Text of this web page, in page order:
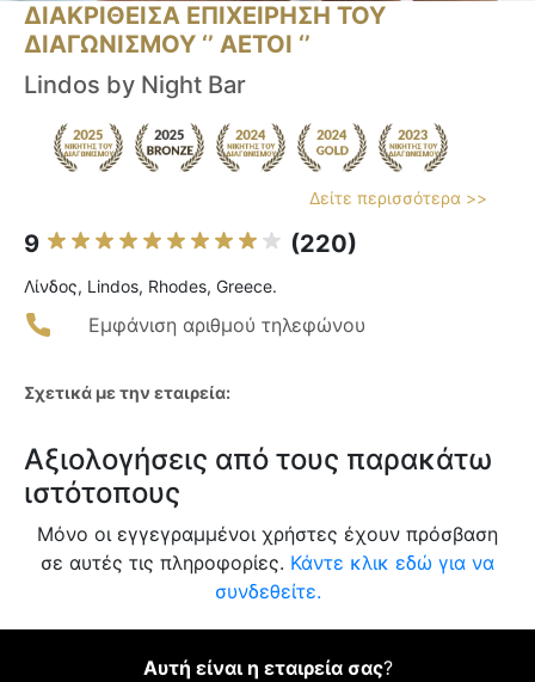
ΔΙΑΚΡΙΘΕΙΣΑ ΕΠΙΧΕΙΡΗΣΗ ΤΟΥ
ΔΙΑΓΩΝΙΣΜΟΥ ‘’ ΑΕΤΟΙ ‘’
Lindos by Night Bar
Δείτε περισσότερα >>
9 (220)
Λίνδος, Lindos, Rhodes, Greece.
Εμφάνιση αριθμού τηλεφώνου
Σχετικά με την εταιρεία:
Αξιολογήσεις από τους παρακάτω
ιστότοπους
Μόνο οι εγγεγραμμένοι χρήστες έχουν πρόσβαση
σε αυτές τις πληροφορίες. Κάντε κλικ εδώ για να
συνδεθείτε.
Αυτή είναι η εταιρεία σας?